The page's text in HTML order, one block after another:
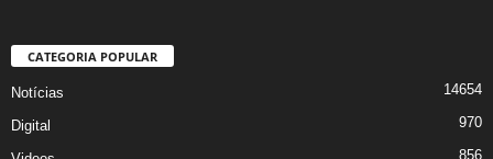
CATEGORIA POPULAR
Notícias 14654
Digital 970
856